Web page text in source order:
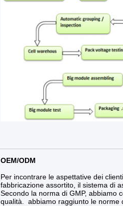
OEM/ODM
Per incontrare le aspettative dei
fabbricazione assortito, il sistema di
Secondo la norma di GMP, abbiamo
qualità. abbiamo raggiunto le norme